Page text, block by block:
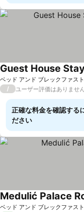
ベッド アンド ブレックファスト
Guest House
/ ユーザー評価はありませ
正確な料金を確認する
ださい
ベッド アンド ブレックファスト
Medulić Palace